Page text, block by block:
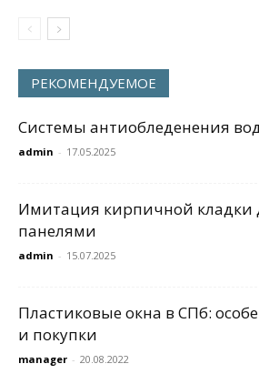
РЕКОМЕНДУЕМОЕ
Системы антиобледенения
admin - 17.05.2025
Имитация кирпичной кладки
панелями
admin - 15.07.2025
Пластиковые окна в СПб:
и покупки
manager - 20.08.2022